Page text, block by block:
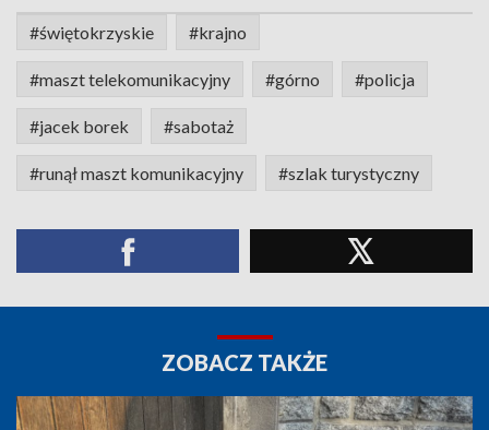
#świętokrzyskie #krajno
#maszt telekomunikacyjny #górno #policja
#jacek borek #sabotaż
#runął maszt komunikacyjny #szlak turystyczny
ZOBACZ TAKŻE